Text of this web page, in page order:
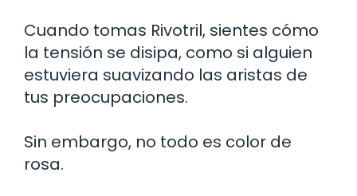
Cuando tomas Rivotril, sientes cómo
la tensión se disipa, como si alguien
estuviera suavizando las aristas de
tus preocupaciones.
Sin embargo, no todo es color de
rosa.